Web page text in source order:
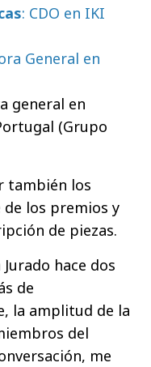
: CDO en IKI
General en
general en
(Grupo
también los
de los premios y
de piezas.
hace dos
de
la amplitud de la
del
me